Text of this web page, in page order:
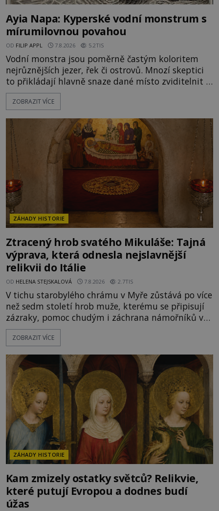
Ayia Napa: Kyperské vodní monstrum s
mírumilovnou povahou
OD FILIP APPL 7.8.2026 5.2TIS
Vodní monstra jsou poměrně častým koloritem
nejrůznějších jezer, řek či ostrovů. Mnozí skeptici
to přikládají hlavně snaze dané místo zviditelnit a
přitáhnout k němu pozornost záhadám
nakloněných turistů. Je to také případ kyperského
legendami o něm ukrývat nějaký pravdivý základ?
V blízkosti Mysu Greco, jak se přez
ZOBRAZIT VÍCE
ZÁHADY HISTORIE
Ztracený hrob svatého Mikuláše: Tajná
výprava, která odnesla nejslavnější
relikvii do Itálie
OD HELENA STEJSKALOVÁ 7.8.2026 2.7TIS
V tichu starobylého chrámu v Myře zůstává po více
než sedm století hrob muže, kterému se připisují
zázraky, pomoc chudým i záchrana námořníků v
bouřích. Pak ale přichází rok 1087 a klidné místo
se mění v dějiště podivné noční výpravy. Skupina
Mikuláše a odváží jeho ostatky přes moře do Bari.
Je to zbožná záchrana před nebezpečím, nebo
promyšlená krádež,
ZOBRAZIT VÍCE
ZÁHADY HISTORIE
Kam zmizely ostatky světců? Relikvie,
které putují Evropou a dodnes budí
úžas